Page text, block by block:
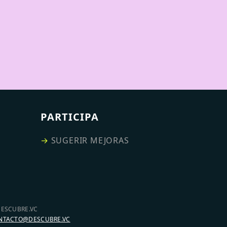
PARTICIPA
→ SUGERIR MEJORAS